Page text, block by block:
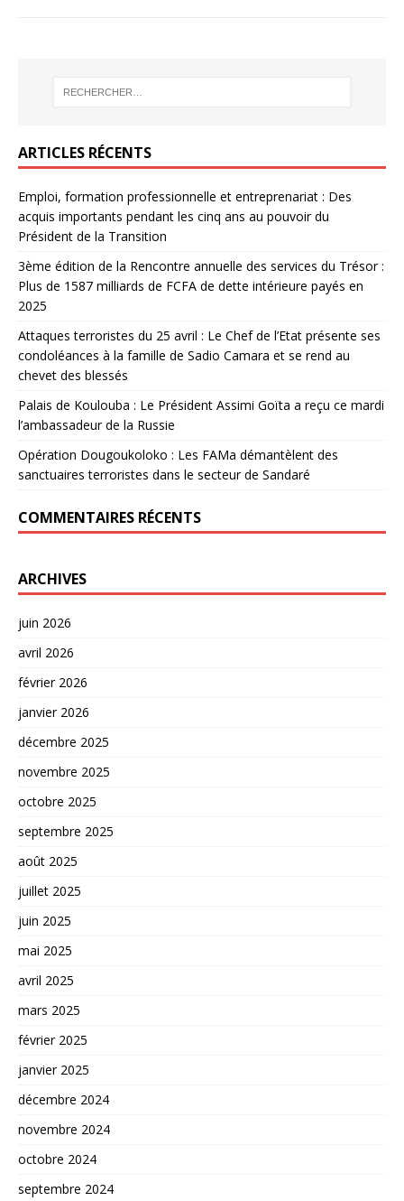
ARTICLES RÉCENTS
Emploi, formation professionnelle et entreprenariat : Des
acquis importants pendant les cinq ans au pouvoir du
Président de la Transition
3ème édition de la Rencontre annuelle des services du Trésor :
Plus de 1587 milliards de FCFA de dette intérieure payés en
2025
Attaques terroristes du 25 avril : Le Chef de l’Etat présente ses
condoléances à la famille de Sadio Camara et se rend au
chevet des blessés
Palais de Koulouba : Le Président Assimi Goïta a reçu ce mardi
l’ambassadeur de la Russie
Opération Dougoukoloko : Les FAMa démantèlent des
sanctuaires terroristes dans le secteur de Sandaré
COMMENTAIRES RÉCENTS
ARCHIVES
juin 2026
avril 2026
février 2026
janvier 2026
décembre 2025
novembre 2025
octobre 2025
septembre 2025
août 2025
juillet 2025
juin 2025
mai 2025
avril 2025
mars 2025
février 2025
janvier 2025
décembre 2024
novembre 2024
octobre 2024
septembre 2024